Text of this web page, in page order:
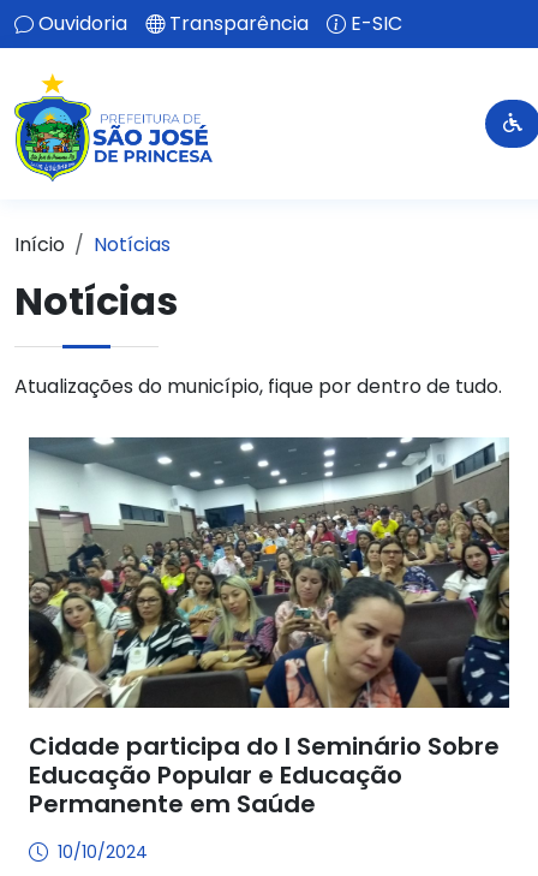
Ouvidoria Transparência E-SIC
Início Notícias
Notícias
Atualizações do município, fique por dentro de tudo.
Cidade participa do I Seminário Sobre
Educação Popular e Educação
Permanente em Saúde
10/10/2024